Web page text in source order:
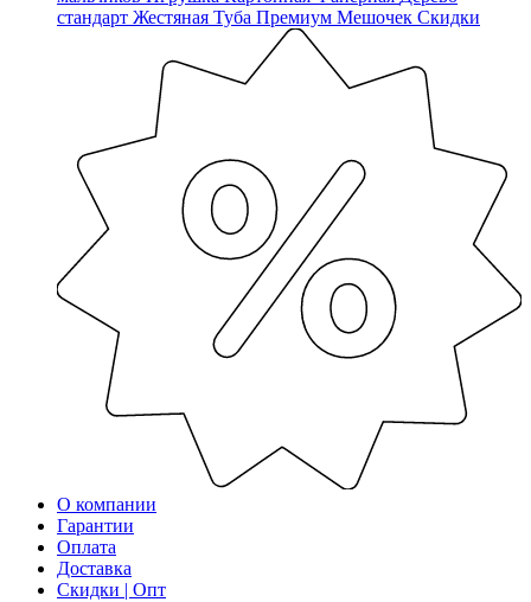
стандарт Жестяная Туба Премиум Мешочек Скидки
О компании
Гарантии
Оплата
Доставка
Скидки | Опт